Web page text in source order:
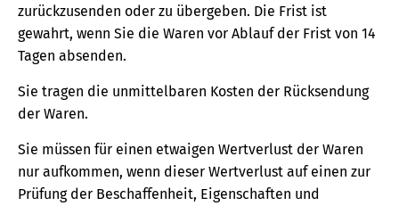
zurückzusenden oder zu übergeben. Die Frist ist
gewahrt, wenn Sie die Waren vor Ablauf der Frist von 14
Tagen absenden.
Sie tragen die unmittelbaren Kosten der Rücksendung
der Waren.
Sie müssen für einen etwaigen Wertverlust der Waren
nur aufkommen, wenn dieser Wertverlust auf einen zur
Prüfung der Beschaffenheit, Eigenschaften und